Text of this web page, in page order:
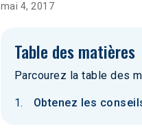
mai 4, 2017
Table des matières
Parcourez la table des
Obtenez les